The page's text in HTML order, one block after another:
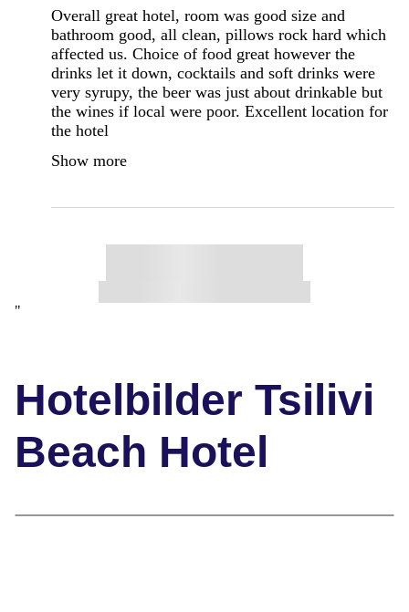
Overall great hotel, room was good size and
bathroom good, all clean, pillows rock hard which
affected us. Choice of food great however the
drinks let it down, cocktails and soft drinks were
very syrupy, the beer was just about drinkable but
the wines if local were poor. Excellent location for
the hotel
Show more
"
Hotelbilder Tsilivi
Beach Hotel